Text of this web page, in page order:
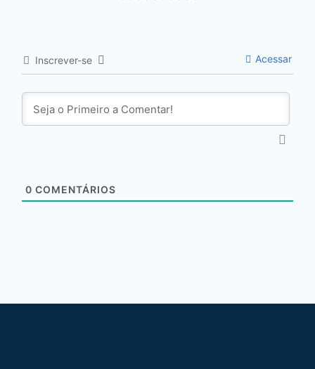
Inscrever-se Acessar
0 COMENTÁRIOS